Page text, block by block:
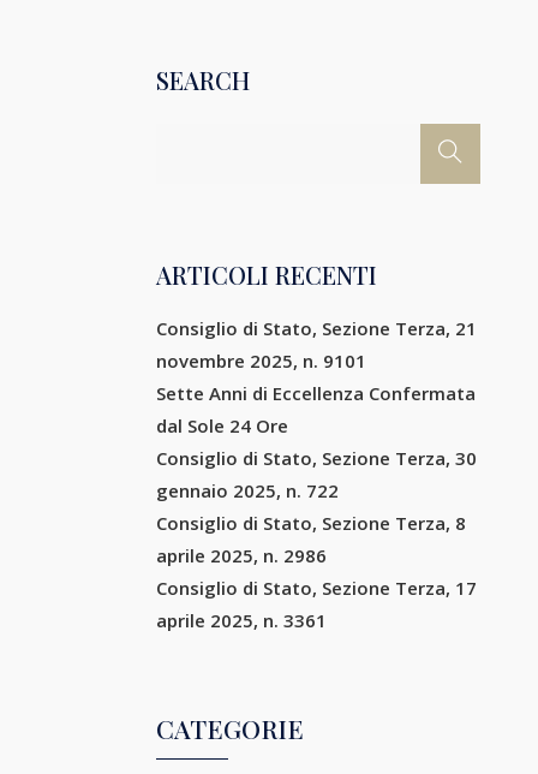
SEARCH
ARTICOLI RECENTI
Consiglio di Stato, Sezione Terza, 21
novembre 2025, n. 9101
Sette Anni di Eccellenza Confermata
dal Sole 24 Ore
Consiglio di Stato, Sezione Terza, 30
gennaio 2025, n. 722
Consiglio di Stato, Sezione Terza, 8
aprile 2025, n. 2986
Consiglio di Stato, Sezione Terza, 17
aprile 2025, n. 3361
CATEGORIE